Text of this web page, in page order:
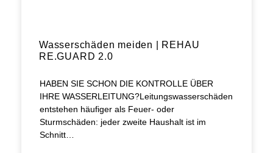
Wasserschäden meiden | REHAU
RE.GUARD 2.0
HABEN SIE SCHON DIE KONTROLLE ÜBER
IHRE WASSERLEITUNG?Leitungswasserschäden
entstehen häufiger als Feuer- oder
Sturmschäden: jeder zweite Haushalt ist im
Schnitt…